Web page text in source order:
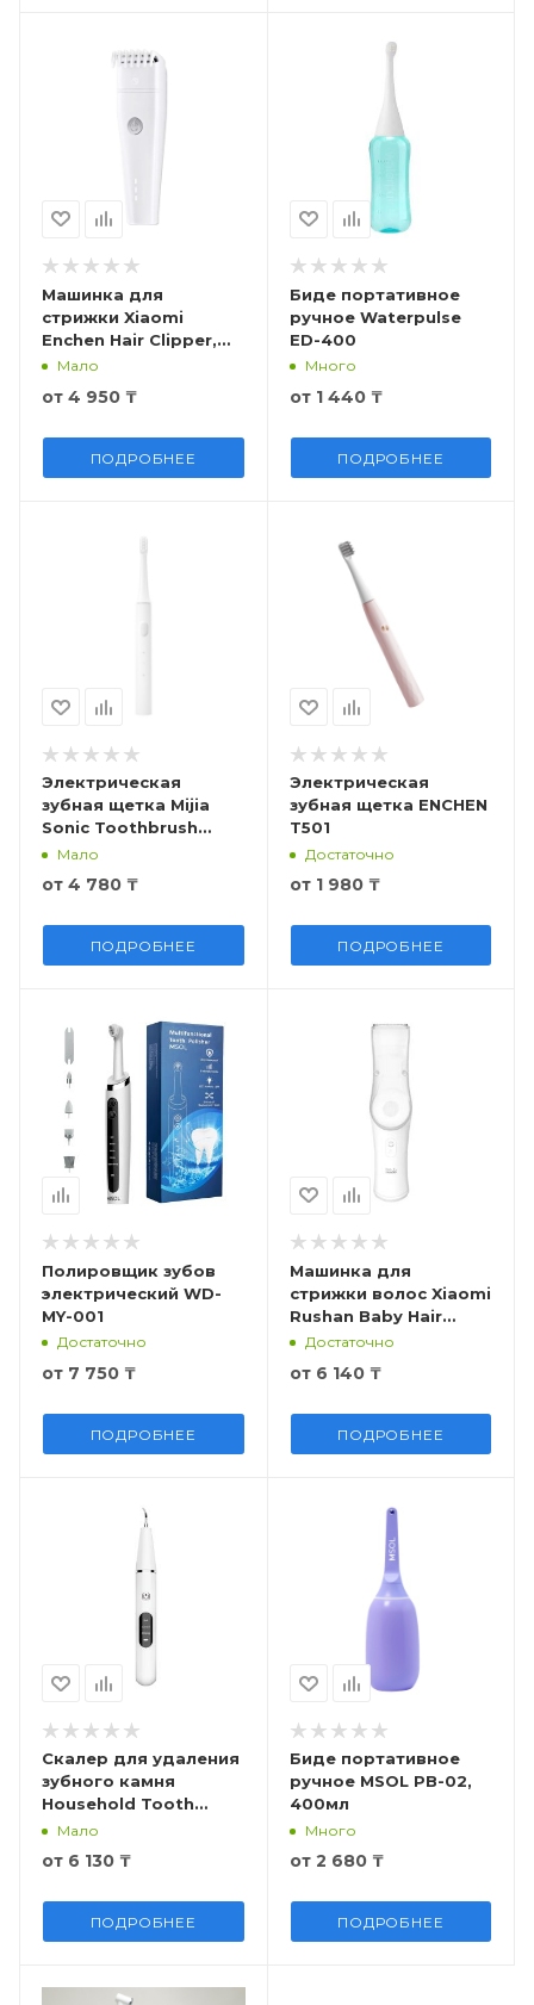
Машинка для
стрижки Xiaomi
Enchen Hair Clipper,
EC001
Мало
от 4 950 ₸
ПОДРОБНЕЕ
Биде портативное
ручное Waterpulse
ED-400
Много
от 1 440 ₸
ПОДРОБНЕЕ
Электрическая
зубная щетка Mijia
Sonic Toothbrush
T100
Мало
от 4 780 ₸
ПОДРОБНЕЕ
Электрическая
зубная щетка ENCHEN
T501
Достаточно
от 1 980 ₸
ПОДРОБНЕЕ
Полировщик зубов
электрический WD-
MY-001
Достаточно
от 7 750 ₸
ПОДРОБНЕЕ
Машинка для
стрижки волос Xiaomi
Rushan Baby Hair
Clipper, L-DH006
Достаточно
от 6 140 ₸
ПОДРОБНЕЕ
Скалер для удаления
зубного камня
Household Tooth
Cleaner
Мало
от 6 130 ₸
ПОДРОБНЕЕ
Биде портативное
ручное MSOL PB-02,
400мл
Много
от 2 680 ₸
ПОДРОБНЕЕ